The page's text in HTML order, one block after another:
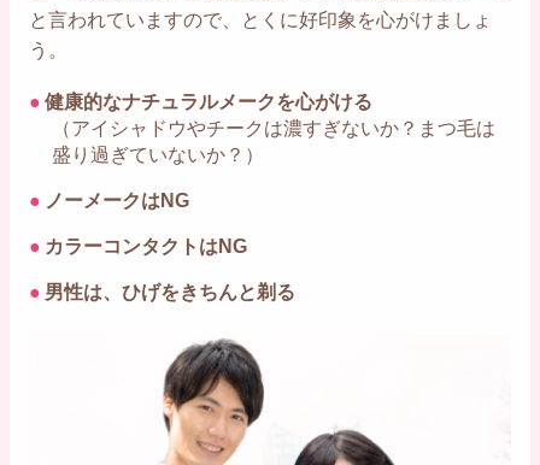
と言われていますので、とくに好印象を心がけましょ
う。
● 健康的なナチュラルメークを心がける
（アイシャドウやチークは濃すぎないか？まつ毛は
盛り過ぎていないか？）
● ノーメークはNG
● カラーコンタクトはNG
● 男性は、ひげをきちんと剃る